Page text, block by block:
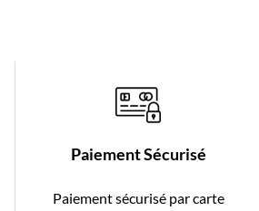
Paiement Sécurisé
Paiement sécurisé par carte